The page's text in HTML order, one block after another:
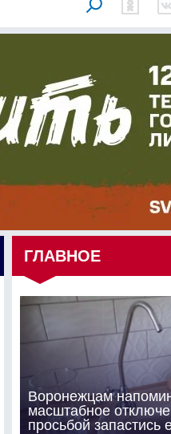
ГЛАВНОЕ
Воронежцам
масштабное
просьбой запастись